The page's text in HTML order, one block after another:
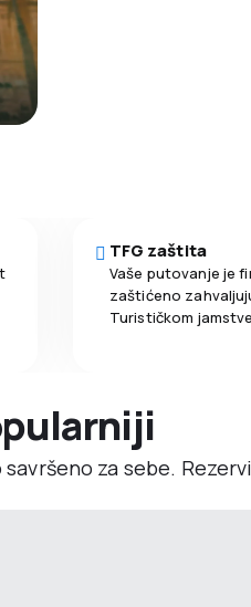
TFG zaštita
Vaše putovanje je
zaštićeno
Turističkom
za sebe.